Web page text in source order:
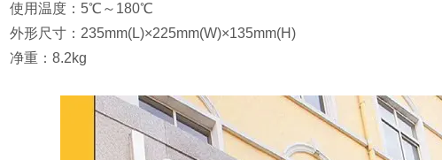
使用温度：5℃～180℃
外形尺寸：235mm(L)×225mm(W)×135mm(H)
净重：8.2kg